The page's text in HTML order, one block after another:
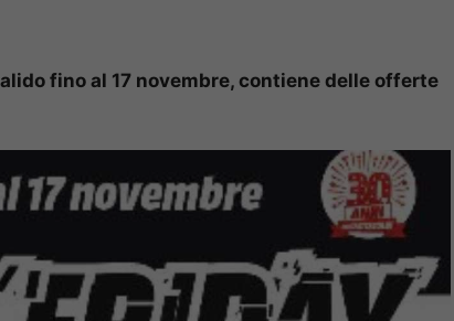
fino al 17 novembre, contiene delle offerte